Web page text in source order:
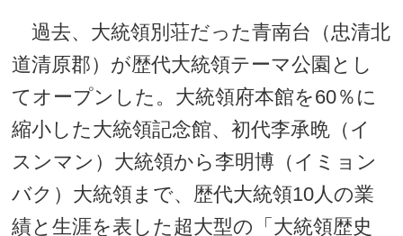
過去、大統領別荘だった青南台（忠清北
道清原郡）が歴代大統領テーマ公園とし
てオープンした。大統領府本館を60％に
縮小した大統領記念館、初代李承晩（イ
スンマン）大統領から李明博（イミョン
バク）大統領まで、歴代大統領10人の業
績と生涯を表した超大型の「大統領歴史